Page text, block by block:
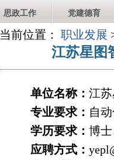
思政工作 党建德育
当前位置：职业发展
江苏星图
单位名称：江
专业要求： 自
学历要求：博
应聘方式：